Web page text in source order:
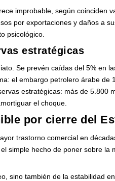
improbable, según coinciden
por exportaciones y daños a
psicológico.
estratégicas
Se prevén caídas del 5% en
el embargo petrolero árabe de
estratégicas: más de 5.800
el choque.
por cierre del
trastorno comercial en
simple hecho de poner sobre
sino también de la estabilidad